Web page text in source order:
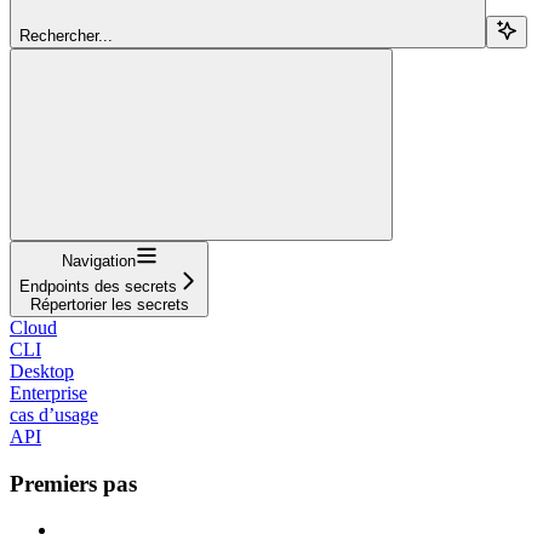
Rechercher...
Navigation
Endpoints des secrets
Répertorier les secrets
Cloud
CLI
Desktop
Enterprise
cas d’usage
API
Premiers pas